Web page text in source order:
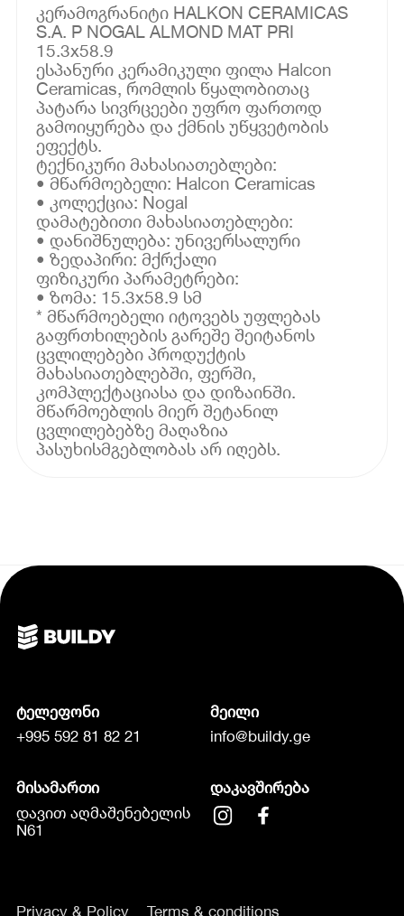
კერამოგრანიტი HALKON CERAMICAS
S.A. P NOGAL ALMOND MAT PRI
15.3x58.9
ესპანური კერამიკული ფილა Halcon
Ceramicas, რომლის წყალობითაც
პატარა სივრცეები უფრო ფართოდ
გამოიყურება და ქმნის უწყვეტობის
ეფექტს.
ტექნიკური მახასიათებლები:
• მწარმოებელი: Halcon Ceramicas
• კოლექცია: Nogal
დამატებითი მახასიათებლები:
• დანიშნულება: უნივერსალური
• ზედაპირი: მქრქალი
ფიზიკური პარამეტრები:
• ზომა: 15.3x58.9 სმ
* მწარმოებელი იტოვებს უფლებას
გაფრთხილების გარეშე შეიტანოს
ცვლილებები პროდუქტის
მახასიათებლებში, ფერში,
კომპლექტაციასა და დიზაინში.
მწარმოებლის მიერ შეტანილ
ცვლილებებზე მაღაზია
პასუხისმგებლობას არ იღებს.
ტელეფონი
+995 592 81 82 21
მეილი
info@buildy.ge
მისამართი
დავით აღმაშენებელის
N61
დაკავშირება
Privacy & Policy Terms & conditions